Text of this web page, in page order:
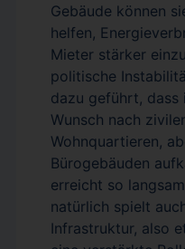
Gebäude können
helfen,
Mieter stärker
politische
dazu geführt, dass
Wunsch nach
Wohnquartieren,
Bürogebäuden
erreicht so
natürlich spielt
Infrastruktur, also